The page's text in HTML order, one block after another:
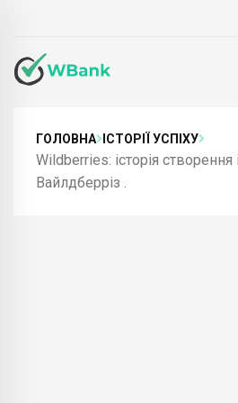
ГОЛОВНА ІСТОРІЇ УСПІХУ
Wildberries: історія створення
Вайлдберріз .